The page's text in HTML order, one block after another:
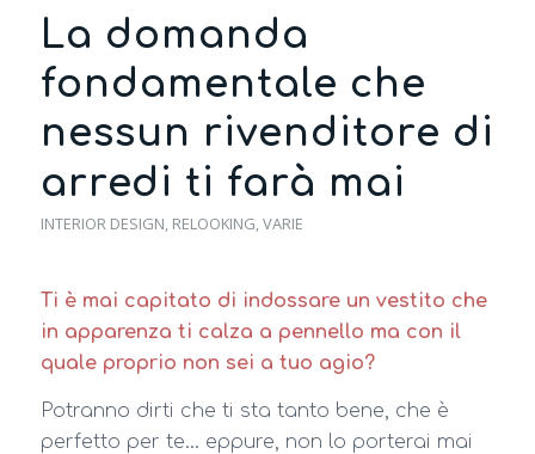
La domanda
fondamentale che
nessun rivenditore di
arredi ti farà mai
INTERIOR DESIGN, RELOOKING,VARIE
Ti è mai capitato di indossare un vestito che
in apparenza ti calza a pennello ma con il
quale proprio non sei a tuo agio?
Potranno dirti che ti sta tanto bene, che è
perfetto per te… eppure, non lo porterai mai